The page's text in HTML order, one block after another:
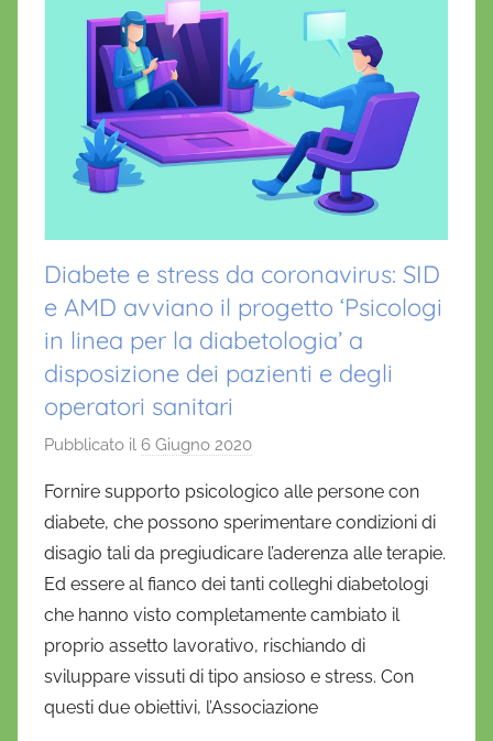
Diabete e stress da coronavirus: SID
e AMD avviano il progetto ‘Psicologi
in linea per la diabetologia’ a
disposizione dei pazienti e degli
operatori sanitari
Pubblicato il 6 Giugno 2020
D
a
n
i
e
l
a
D
Fornire supporto psicologico alle persone con
diabete, che possono sperimentare condizioni di
disagio tali da pregiudicare l’aderenza alle terapie.
Ed essere al fianco dei tanti colleghi diabetologi
che hanno visto completamente cambiato il
proprio assetto lavorativo, rischiando di
sviluppare vissuti di tipo ansioso e stress. Con
questi due obiettivi, l’Associazione